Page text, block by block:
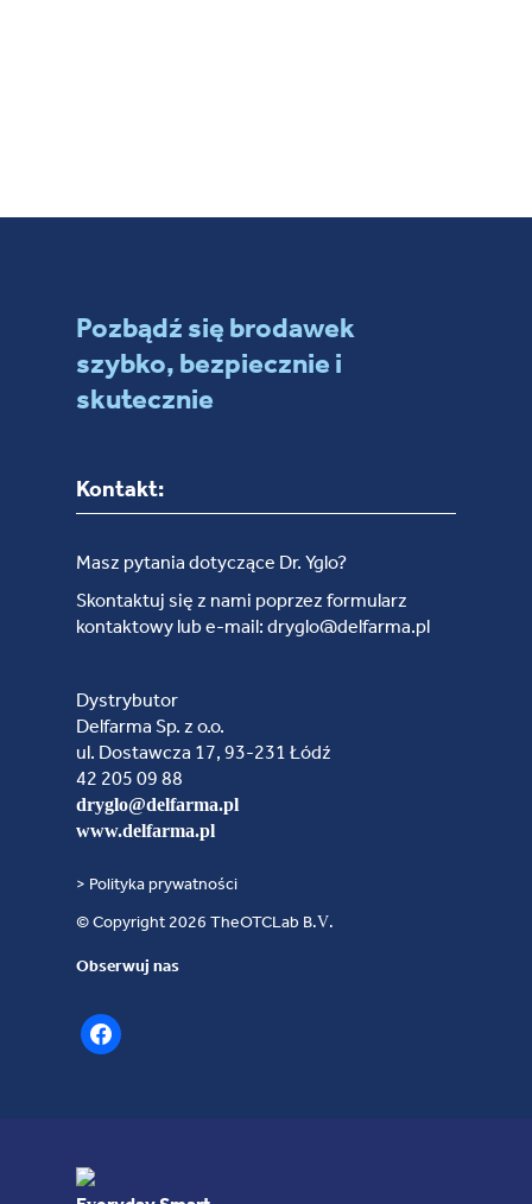
Pozbądź się brodawek
szybko, bezpiecznie i
skutecznie
Kontakt:
Masz pytania dotyczące Dr. Yglo?
Skontaktuj się z nami poprzez formularz
kontaktowy lub e-mail: dryglo@delfarma.pl
Dystrybutor
Delfarma Sp. z o.o.
ul. Dostawcza 17, 93-231 Łódź
42 205 09 88
dryglo@delfarma.pl
www.delfarma.pl
> Polityka prywatności
© Copyright 2026 TheOTCLab B.V.
Obserwuj nas
facebook